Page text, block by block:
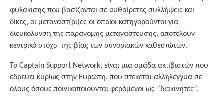
φυλάκισης που βασίζονται σε αυθαίρετες συλλήψεις και
δίκες, οι μετανάστ(ρι)ες οι οποίοι κατηγορούνται για
διευκόλυνση της παράνομης μετανάστευσης, αποτελούν
κεντρικό στόχο της βίας των συνοριακών καθεστώτων.
Το Captain Support Network, είναι μια ομάδα ακτιβιστών που
εδρεύει κυρίως στην Ευρώπη, που στέκεται αλληλέγγυα σε
όλους όσους ποινικοποιούνται φερόμενοι ως “διακινητές”.